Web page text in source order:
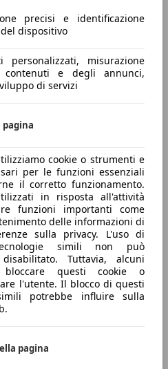
precisi e identificazione
dispositivo
personalizzati, misurazione
e degli annunci,
di servizi
pagina
cookie o strumenti e
per le funzioni essenziali
il corretto funzionamento.
in risposta all'attività
funzioni importanti come
delle informazioni di
sulla privacy. L'uso di
simili non può
Tuttavia, alcuni
bloccare questi cookie o
l'utente. Il blocco di questi
potrebbe influire sulla
pagina
Design Edition